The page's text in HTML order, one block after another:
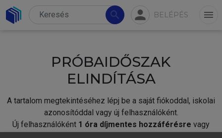
search person BELÉPÉS menu
PRÓBAIDŐSZAK
ELINDÍTÁSA
A tartalom megtekintéséhez lépj be a saját fiókoddal, iskolai
azonosítóddal vagy új felhasználóként.
Új felhasználóként 1 óra díjmentes hozzáférésre vagy